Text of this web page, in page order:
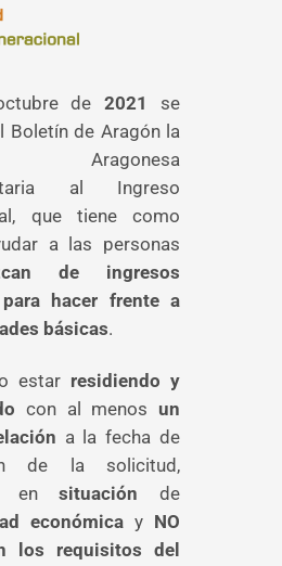
de 2021 se
Boletín de Aragón la
Aragonesa
al Ingreso
que tiene como
a las personas
de ingresos
hacer frente a
básicas.
estar residiendo y
con al menos un
a la fecha de
de la solicitud,
ensituación de
económica y NO
los requisitos del